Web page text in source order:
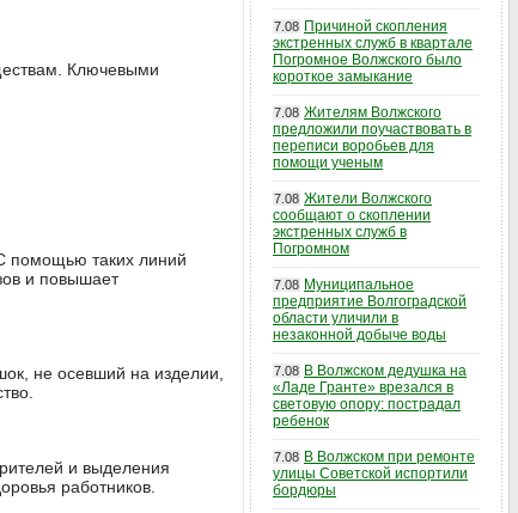
Ключевыми
помощью таких линий
и повышает
не осевший на изделии,
и выделения
работников.
7.08 Причиной скопления
экстренных служб в квартале
Погромное Волжского было
короткое замыкание
7.08 Жителям Волжского
предложили поучаствовать в
переписи воробьев для
помощи ученым
7.08 Жители Волжского
сообщают о скоплении
экстренных служб в
Погромном
7.08 Муниципальное
предприятие Волгоградской
области уличили в
незаконной добыче воды
7.08 В Волжском дедушка на
«Ладе Гранте» врезался в
световую опору: пострадал
ребенок
7.08 В Волжском при ремонте
улицы Советской испортили
бордюры